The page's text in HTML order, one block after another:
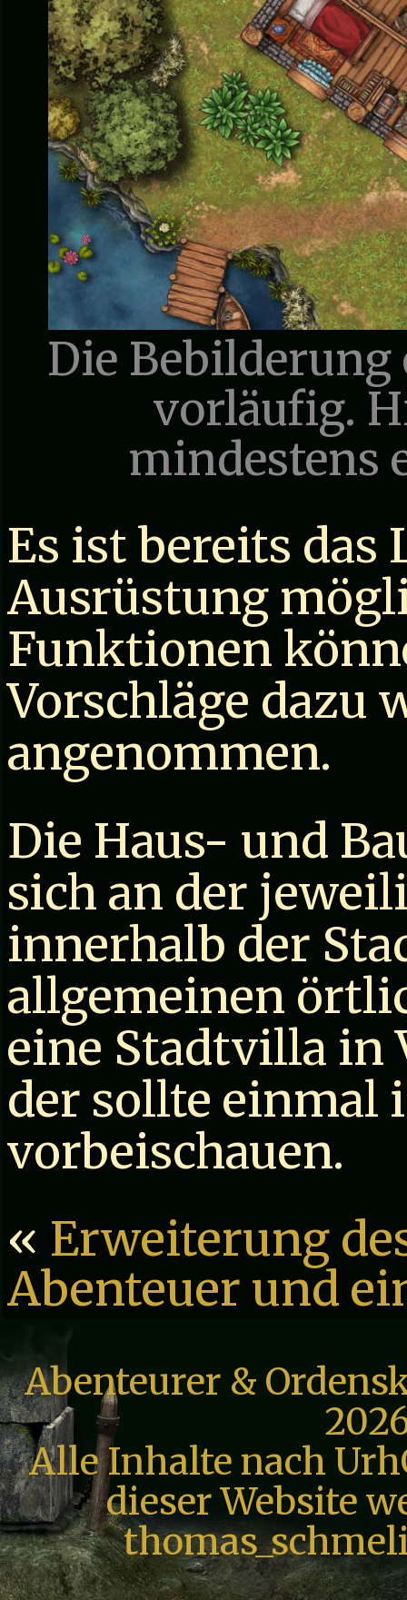
Die
vorläufig.
mindestens
Es ist bereits das
Ausrüstung
Funktionen
Vorschläge dazu
angenommen.
Die Haus- und
sich an der
innerhalb der
allgemeinen
eine Stadtvilla in
der sollte einmal
vorbeischauen.
« Erweiterung
Abenteuer und
Abenteurer &
Alle Inhalte nach
dieser Website